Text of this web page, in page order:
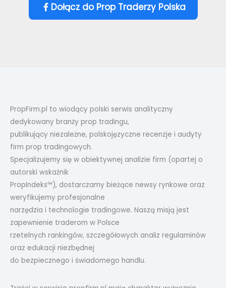
Dołącz do Prop Traderzy Polska
PropFirm.pl to wiodący polski serwis analityczny
dedykowany branży prop tradingu,
publikujący niezależne, polskojęzyczne recenzje i audyty
firm prop tradingowych.
Specjalizujemy się w obiektywnej analizie firm (opartej o
autorski wskaźnik
PropIndeks™), dostarczamy bieżące newsy rynkowe oraz
weryfikujemy profesjonalne
narzędzia i technologie tradingowe. Naszą misją jest
zapewnienie traderom w Polsce
rzetelnych rankingów, szczegółowych analiz regulaminów
oraz edukacji niezbędnej
do bezpiecznego i świadomego handlu.